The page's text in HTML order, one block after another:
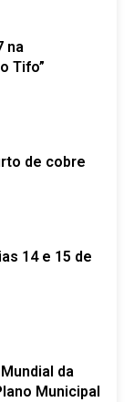
na
Tifo”
de cobre
14 e 15 de
da
Municipal